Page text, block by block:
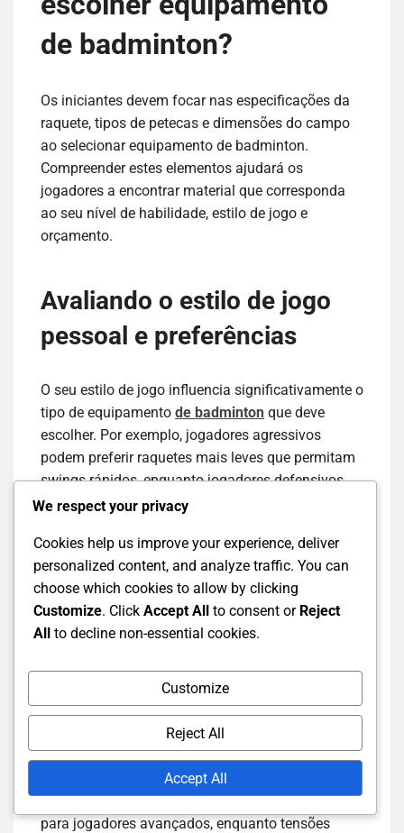
de badminton?
Os iniciantes devem focar nas especificações da
raquete, tipos de petecas e dimensões do campo
ao selecionar equipamento de badminton.
Compreender estes elementos ajudará os
jogadores a encontrar material que corresponda
ao seu nível de habilidade, estilo de jogo e
orçamento.
Avaliando o estilo de jogo
pessoal e preferências
O seu estilo de jogo influencia significativamente o
tipo de equipamento de badminton que deve
escolher. Por exemplo, jogadores agressivos
podem preferir raquetes mais leves que permitam
swings rápidos, enquanto jogadores defensivos
podem optar por raquetes mais pesadas que
O tamanho do punho é outro fator essencial. Um
tamanho de punho adequado garante conforto e
controlo durante o jogo. Geralmente, punhos
menores permitem mais ação do pulso, o que
punhos maiores proporcionam mais estabilidade
para golpes poderosos.
A tensão das cordas também desempenha um
papel crucial no desempenho. Tensões mais altas
oferecem melhor controlo e efeito, adequadas
para jogadores avançados, enquanto tensões
We respect your privacy
Cookies help us improve your experience, deliver
personalized content, and analyze traffic. You can
choose which cookies to allow by clicking
Customize. Click Accept All to consent or Reject
All to decline non-essential cookies.
Customize
Reject All
Accept All